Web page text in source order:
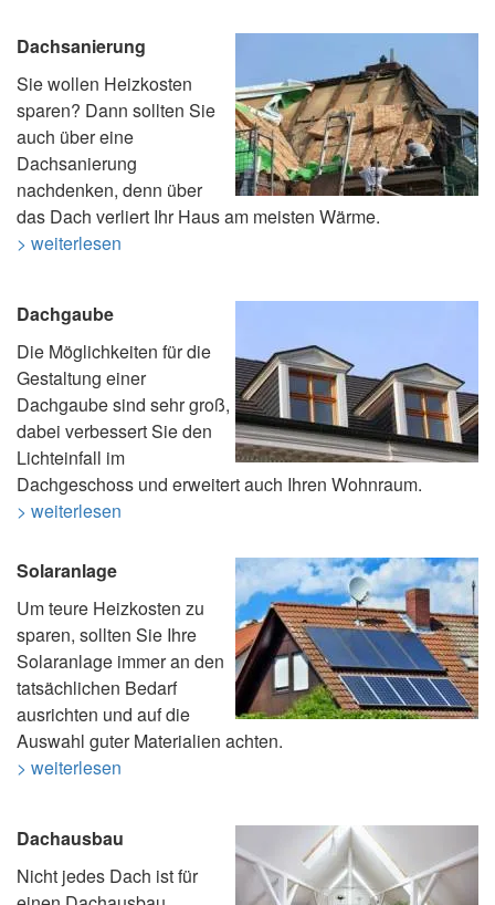
Dachsanierung
Sie wollen Heizkosten
sparen? Dann sollten Sie
auch über eine
Dachsanierung
nachdenken, denn über
das Dach verliert Ihr Haus am meisten Wärme.
> weiterlesen
Dachgaube
Die Möglichkeiten für die
Gestaltung einer
Dachgaube sind sehr groß,
dabei verbessert Sie den
Lichteinfall im
Dachgeschoss und erweitert auch Ihren Wohnraum.
> weiterlesen
Solaranlage
Um teure Heizkosten zu
sparen, sollten Sie Ihre
Solaranlage immer an den
tatsächlichen Bedarf
ausrichten und auf die
Auswahl guter Materialien achten.
> weiterlesen
Dachausbau
Nicht jedes Dach ist für